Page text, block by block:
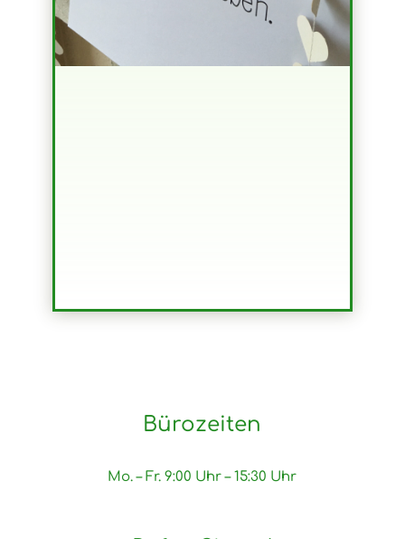
Bürozeiten
Mo. – Fr. 9:00 Uhr – 15:30 Uhr